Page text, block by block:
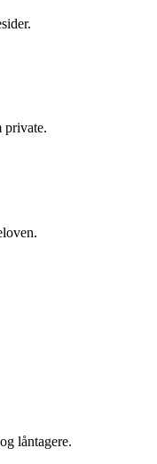
private.
låntagere.